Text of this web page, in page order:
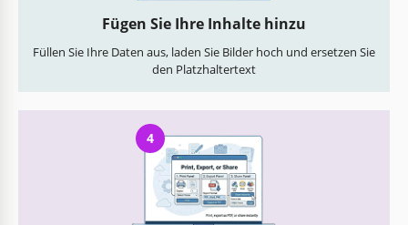
Fügen Sie Ihre Inhalte hinzu
Füllen Sie Ihre Daten aus, laden Sie Bilder hoch und ersetzen Sie
den Platzhaltertext
4